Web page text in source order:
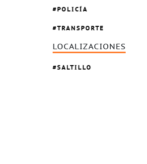
POLICÍA
TRANSPORTE
LOCALIZACIONES
SALTILLO